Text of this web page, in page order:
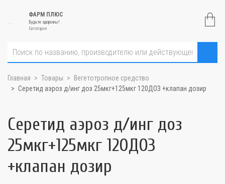
ФАРМ ПЛЮС
Будьте здоровы!
Евпатория
Главная Товары
Вегетотропное средство
Серетид аэроз д/инг доз 25мкг+125мкг 120ДОЗ +клапан дозир
Серетид аэроз д/инг доз
25мкг+125мкг 120ДОЗ
+клапан дозир